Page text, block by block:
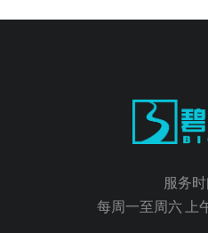
服务时
每周一至周六 上